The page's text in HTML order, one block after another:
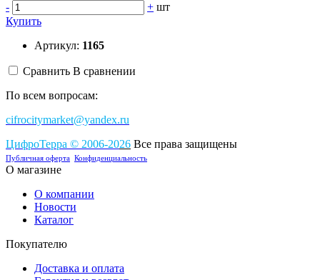
-
+ шт
Купить
Артикул: 1165
Сравнить В сравнении
По всем вопросам:
cifrocitymarket@yandex.ru
ЦифроТерра © 2006-2026 Все права защищены
Публичная оферта Конфиденциальность
О магазине
О компании
Новости
Каталог
Покупателю
Доставка и оплата